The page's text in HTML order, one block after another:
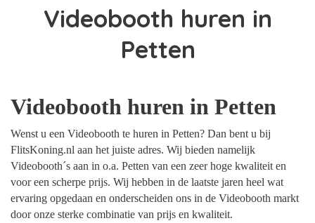
Videobooth huren in
Petten
Videobooth huren in Petten
Wenst u een Videobooth te huren in Petten? Dan bent u bij
FlitsKoning.nl aan het juiste adres. Wij bieden namelijk
Videobooth´s aan in o.a. Petten van een zeer hoge kwaliteit en
voor een scherpe prijs. Wij hebben in de laatste jaren heel wat
ervaring opgedaan en onderscheiden ons in de Videobooth markt
door onze sterke combinatie van prijs en kwaliteit.